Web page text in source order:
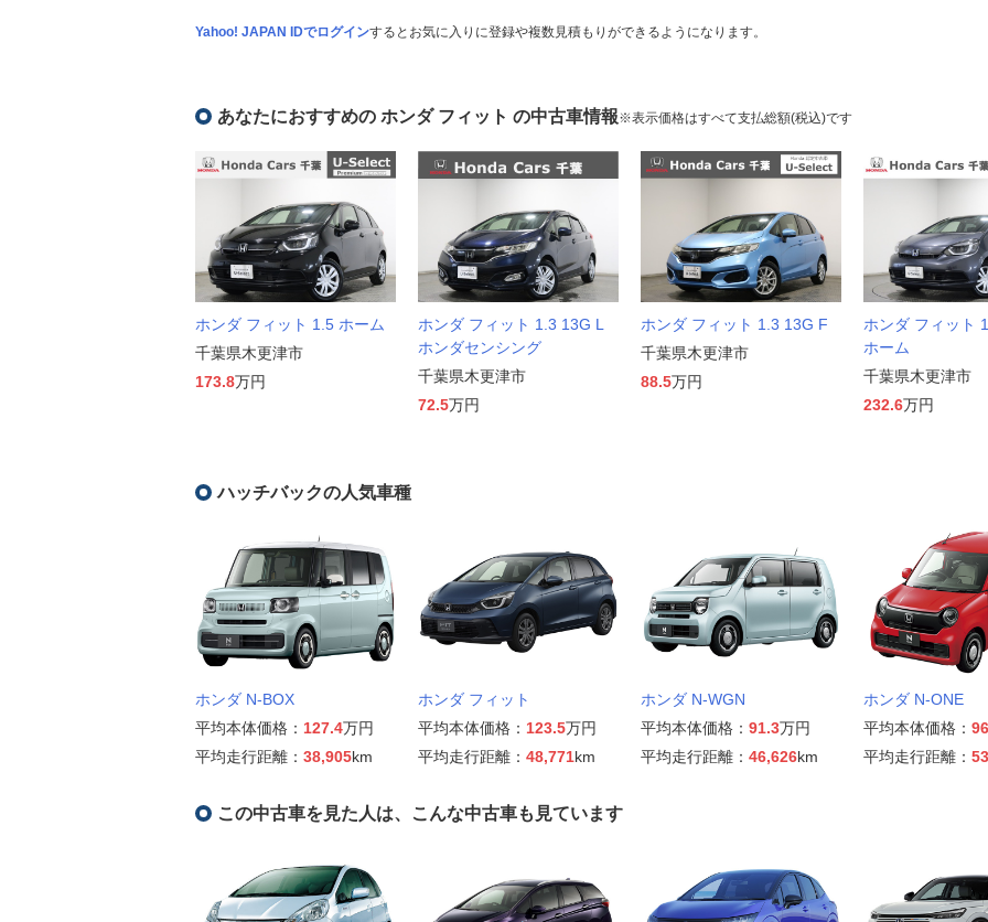
Yahoo! JAPAN IDでログインするとお気に入りに登録や複数見積もりができるようになります。
あなたにおすすめの ホンダ フィット の中古車情報※表示価格はすべて支払総額(税込)です
ホンダ フィット 1.5 ホーム
千葉県木更津市
173.8万円
ホンダ フィット 1.3 13G L
ホンダセンシング
千葉県木更津市
72.5万円
ホンダ フィット 1.3 13G F
千葉県木更津市
88.5万円
ホンダ フィット
ホーム
千葉県木更津市
232.6万円
ハッチバックの人気車種
ホンダ N-BOX
平均本体価格： 127.4万円
平均走行距離： 38,905km
ホンダ フィット
平均本体価格： 123.5万円
平均走行距離： 48,771km
ホンダ N-WGN
平均本体価格： 91.3万円
平均走行距離： 46,626km
ホンダ N-ONE
平均本体価格：
平均走行距離：
この中古車を見た人は、こんな中古車も見ています